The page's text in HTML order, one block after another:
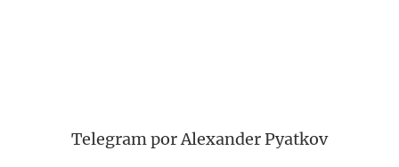
Telegram por Alexander Pyatkov